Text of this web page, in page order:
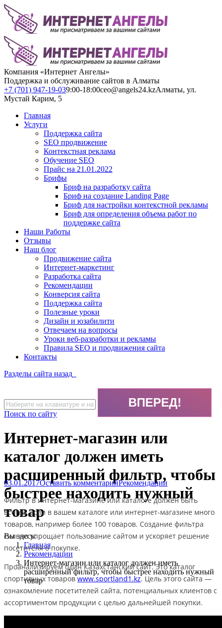
Компания «Интернет Ангелы»
Поддержка и обслуживание сайтов в Алматы
+7 (701) 947-19-039:00-18:00ceo@angels24.kzАлматы, ул.
Мустай Карим, 5
Главная
Услуги
Поддержка сайта
SEO продвижение
Контекстная реклама
Обучение SEO
Прайс на 21.01.2022
Брифы
Бриф на разработку сайта
Бриф на создание Landing Page
Бриф для настройки контекстной рекламы
Бриф для определения объема работ по
поддержке сайта
Наши Работы
Отзывы
Наш блог
Продвижение сайта
Интернет-маркетинг
Разработка сайта
Рекомендации
Конверсия сайта
Поддержка сайта
Полезные уроки
Дизайн и юзабилити
Отвечаем на вопросы
Уроки веб-разработки и рекламы
Правила SEO и продвижения сайта
Контакты
Разделы сайта назад
Поиск по сайту
Интернет-магазин или
каталог должен иметь
расширенный фильтр, чтобы
быстрее находить нужный
товар
Вы здесь:
Главная
Рекомендации
Интернет-магазин или каталог должен иметь
расширенный фильтр, чтобы быстрее находить нужный
товар
03.01.2017Оставить комментарийРекомендации
Фильтр в интернет-магазине или каталоге должен быть
всегда, если в вашем каталоге или интернет-магазине много
товаров, например более 100 товаров. Создание фильтра
сильно упрощает пользование сайтом и ускоряет решение
посетителя о покупке.
Проанализируем один Казахстанский сайт. Это каталог
спортивных товаровwww.sportland1.kz. Цель этого сайта —
ознакомление посетителей сайта, потенциальных клиентов с
ассортиментом продукции с целью дальнейшей покупки.